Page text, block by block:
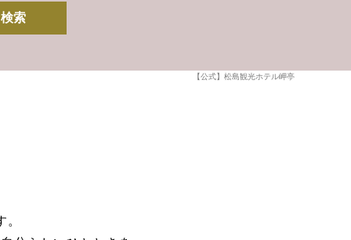
検索
【公式】松島観光ホテル岬亭